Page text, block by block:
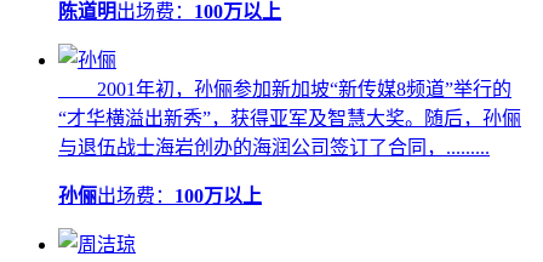
陈道明出场费： 100万以上
2001年初，孙俪参加新加坡“新传媒8频道”举行的
“才华横溢出新秀”，获得亚军及智慧大奖。随后，孙俪
与退伍战士海岩创办的海润公司签订了合同，.........
孙俪出场费： 100万以上